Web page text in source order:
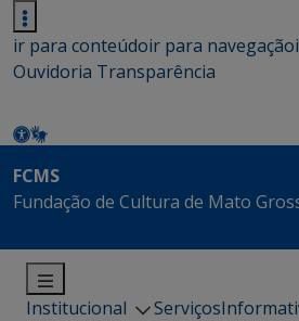
ir para conteúdoir para navegação
Ouvidoria Transparência
FCMS
Fundação de Cultura de Mato
Institucional Serviços